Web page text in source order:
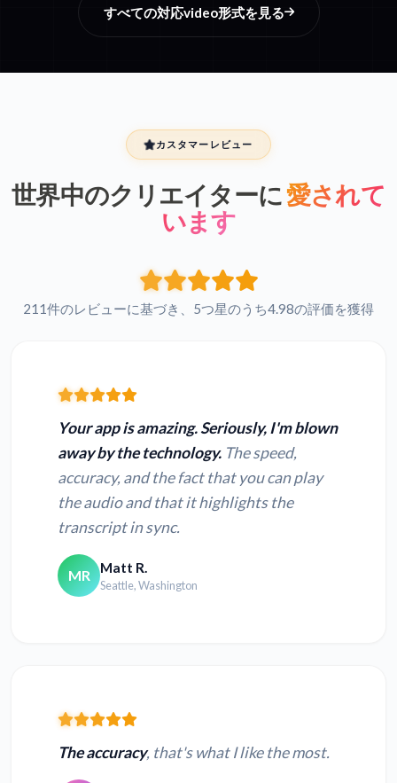
すべての対応video形式を見る
カスタマーレビュー
世界中のクリエイターに愛されて
います
211件のレビューに基づき、5つ星のうち4.98の評価を獲得
Your app is amazing. Seriously, I'm blown
away by the technology. The speed,
accuracy, and the fact that you can play
the audio and that it highlights the
transcript in sync.
MR Matt R.
Seattle, Washington
The accuracy, that's what I like the most.